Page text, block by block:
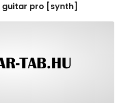
pro [synth]